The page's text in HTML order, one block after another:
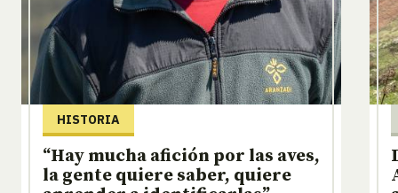
HISTORIA
“Hay mucha afición por las aves,
la gente quiere saber, quiere